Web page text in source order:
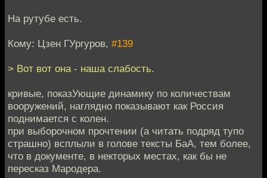
На рутубе есть.
Кому: Цзен ГУргуров, #139
> Вот вот она - наша слабость.
кривые, показУющие динамику по количествам
вооружений, наглядно показывают как Россия
поднимается с колен.
при выборочном прочтении (а читать подряд тупо
страшно) всплыли в голове тексты БаА, тем более,
что в документе, в некторых местах, как бы не
пересказ Мародера.